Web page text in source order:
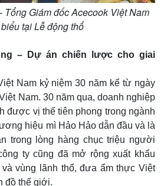
Tổng Giám đốc Acecook Việt Nam
tại Lễ động thổ
– Dự án chiến lược cho giai
Nam kỷ niệm 30 năm kể từ ngày
Nam. 30 năm qua, doanh nghiệp
được vị thế tiên phong trong ngành
hiệu mì Hảo Hảo dẫn đầu và là
trong lòng hàng chục triệu người
ty cũng đã mở rộng xuất khẩu
vùng lãnh thổ, đưa ẩm thực Việt
đồ thế giới.